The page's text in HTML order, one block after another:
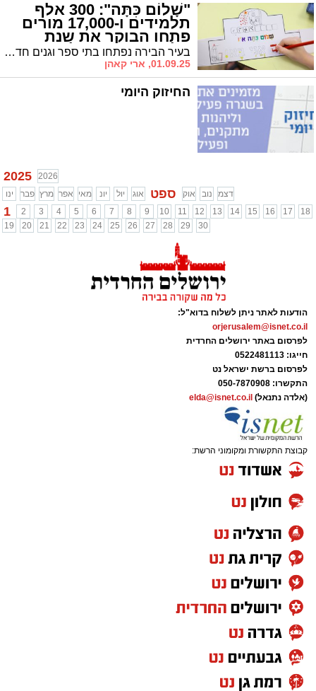
"שָׁלוֹם כִּתָּה": 300 אלף
תלמידים ו-17,000 מורים
פתחו הבוקר את שנת
הלימודים בירושלים בעיר הבירה נפתחו בתי ספר וגנים חדשים לצד השקעות של מאות מיליוני שקלים בפרויקטים חינוכיים • ראש העיר: "זו חגיגה ירושלמית של חינוך" • סגניתו: "הצוותים הם לב העשייה" • יו"ר הנהגת ההורים: "שיתוף פעולה שמביא תוצאות"
01.09.25, ארי קאהן
החיזוק היומי
2025
2026
ינו
פבר מרץ אפר מאי יונ יול אוג ספט אוק נוב דצמ
1 2 3 4 5 6 7 8 9 10 11 12 13 14 15 16 17
18
19
20 21 22 23 24 25 26 27 28 29 30
הודעות לאתר ניתן לשלוח בדוא"ל:
orjerusalem@isnet.co.il
לפרסום באתר ירושלים החרדית
חייגו: 0522481113
לפרסום ברשת ישראל נט
התקשרו: 050-7870908
(אלדה נתנאל) elda@isnet.co.il
קבוצת התקשורת ומקומוני הרשת: